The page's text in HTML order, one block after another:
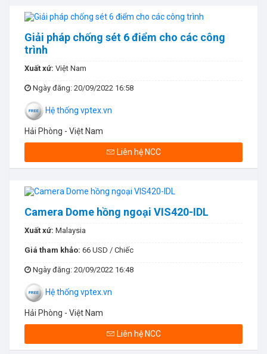
Giải pháp chống sét 6 điểm cho các công
trình
Xuất xứ: Việt Nam
Ngày đăng: 20/09/2022 16:58
Hệ thống vptex.vn
Hải Phòng - Việt Nam
Liên hệ NCC
Camera Dome hồng ngoại VIS420-IDL
Xuất xứ: Malaysia
Giá tham khảo: 66 USD / Chiếc
Ngày đăng: 20/09/2022 16:48
Hệ thống vptex.vn
Hải Phòng - Việt Nam
Liên hệ NCC